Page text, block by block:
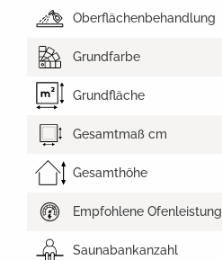
Oberflächenbehandlung
Grundfarbe
Grundfläche
Gesamtmaß cm
Gesamthöhe
Empfohlene Ofenleistung
Saunabankanzahl